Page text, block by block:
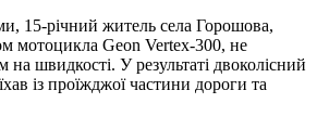
15-річний житель села Горошова,
мотоцикла Geon Vertex-300, не
на швидкості. У результаті двоколісний
із проїжджої частини дороги та